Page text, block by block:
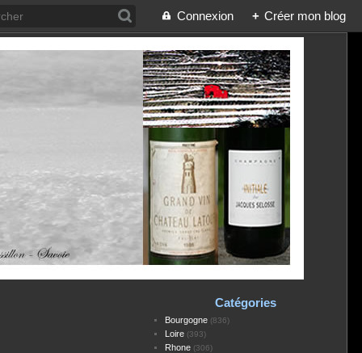
Connexion + Créer mon blog
Catégories
Bourgogne(836)
Loire(393)
Rhone(306)